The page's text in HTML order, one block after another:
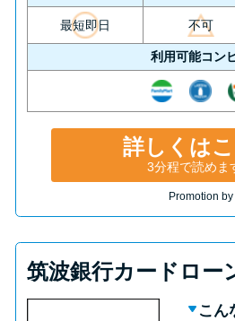
最短即日 不可
利用可能コン
詳しくは
3分程で読めま
Promotion by
筑波銀行カードロー
こん